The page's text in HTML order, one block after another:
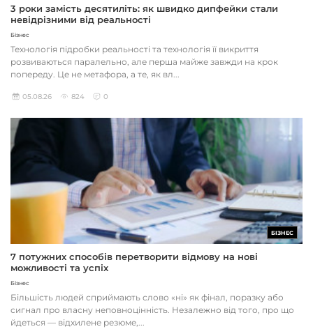
3 роки замість десятиліть: як швидко дипфейки стали
невідрізними від реальності
Бізнес
Технологія підробки реальності та технологія її викриття
розвиваються паралельно, але перша майже завжди на крок
попереду. Це не метафора, а те, як вл...
05.08.26 824 0
БІЗНЕС
7 потужних способів перетворити відмову на нові
можливості та успіх
Бізнес
Більшість людей сприймають слово «ні» як фінал, поразку або
сигнал про власну неповноцінність. Незалежно від того, про що
йдеться — відхилене резюме,...